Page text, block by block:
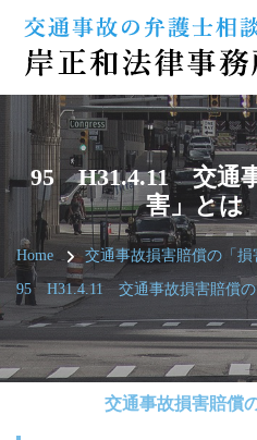
95 H31.4.11 交通
害」と
Home 交通事故損害賠償の「損
95 H31.4.11 交通事故損害賠償
交通事故損害賠償